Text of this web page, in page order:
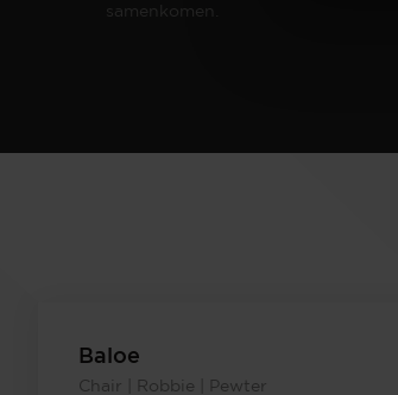
samenkomen.
Baloe
Chair | Robbie | Pewter